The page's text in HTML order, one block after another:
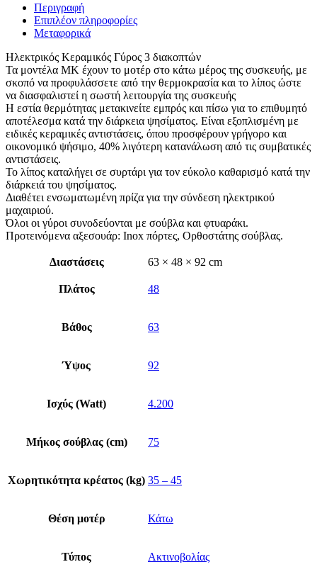
Περιγραφή
Επιπλέον πληροφορίες
Μεταφορικά
Ηλεκτρικός Κεραμικός Γύρος 3 διακοπτών
Τα μοντέλα ΜΚ έχουν το μοτέρ στο κάτω μέρος της συσκευής, με
σκοπό να προφυλάσσετε από την θερμοκρασία και το λίπος ώστε
να διασφαλιστεί η σωστή λειτουργία της συσκευής
Η εστία θερμότητας μετακινείτε εμπρός και πίσω για το επιθυμητό
αποτέλεσμα κατά την διάρκεια ψησίματος. Είναι εξοπλισμένη με
ειδικές κεραμικές αντιστάσεις, όπου προσφέρουν γρήγορο και
οικονομικό ψήσιμο, 40% λιγότερη κατανάλωση από τις συμβατικές
αντιστάσεις.
Το λίπος καταλήγει σε συρτάρι για τον εύκολο καθαρισμό κατά την
διάρκειά του ψησίματος.
Διαθέτει ενσωματωμένη πρίζα για την σύνδεση ηλεκτρικού
μαχαιριού.
Όλοι οι γύροι συνοδεύονται με σούβλα και φτυαράκι.
Προτεινόμενα αξεσουάρ: Inox πόρτες, Ορθοστάτης σούβλας.
Διαστάσεις 63 × 48 × 92 cm
Πλάτος 48
Βάθος 63
Ύψος 92
Ισχύς (Watt) 4.200
Μήκος σούβλας (cm) 75
Χωρητικότητα κρέατος (kg) 35 – 45
Θέση μοτέρ Κάτω
Τύπος Ακτινοβολίας